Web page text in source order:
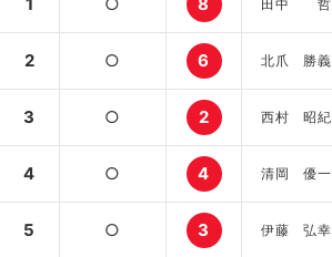
田中 哲
2 ○ 6 北爪 勝義
3 ○ 2 西村 昭紀
4 ○ 4 清岡 優一
5 ○ 3 伊藤 弘幸